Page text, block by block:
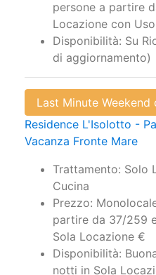
Disponibilità: Su
di aggiornamento)
Last Minute Weekend
Residence L'Isolotto -
Vacanza Fronte Mare
Trattamento: Solo
Cucina
Prezzo:
partire da 37/259
Sola Locazione €
Disponibilità:
notti in Sola